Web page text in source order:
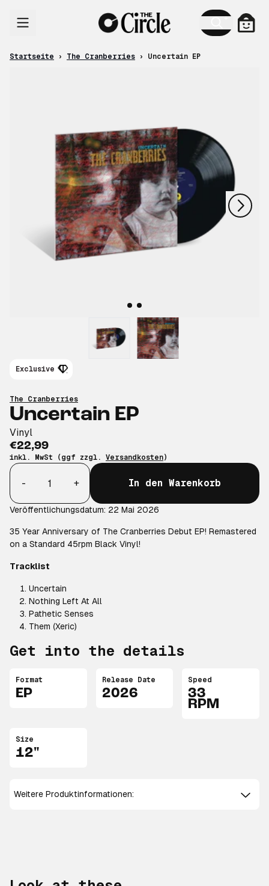
Startseite › The Cranberries › Uncertain EP
vorheriges
nächstes
The Cranberries
Uncertain EP
Vinyl
€22,99
inkl. MwSt (ggf zzgl. Versandkosten)
Anzahl
-
+ In den Warenkorb
Veröffentlichungsdatum: 22 Mai 2026
35 Year Anniversary of The Cranberries Debut EP! Remastered
on a Standard 45rpm Black Vinyl!
Tracklist
Uncertain
Nothing Left At All
Pathetic Senses
Them (Xeric)
Get into the details
Format
EP
Release Date
2026
Speed
33
RPM
Size
12"
Exclusive
Weitere Produktinformationen: